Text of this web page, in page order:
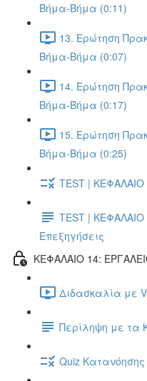
Βήμα-Βήμα (0:11)
13. Ερώτηση
Βήμα-Βήμα (0:07)
14. Ερώτηση
Βήμα-Βήμα (0:17)
15. Ερώτηση
Βήμα-Βήμα (0:25)
TEST | ΚΕΦΑΛΑΙΟ
TEST | ΚΕΦΑΛΑΙΟ
Επεξηγήσεις
ΚΕΦΑΛΑΙΟ 14:
Διδασκαλία με
Περίληψη με τα
Quiz